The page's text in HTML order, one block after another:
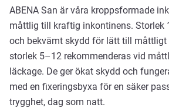
ABENA San är våra kroppsformade
måttlig till kraftig inkontinens. Storlek
och bekvämt skydd för lätt till måttligt
storlek 5–12 rekommenderas vid
läckage. De ger ökat skydd och
med en fixeringsbyxa för en säker
trygghet, dag som natt.